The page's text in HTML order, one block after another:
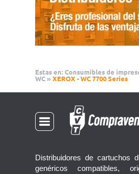
Estas en: Consumibles de
WC » XEROX - WC 7700 Series
Distribuidores de cartuchos
genéricos compatibles,